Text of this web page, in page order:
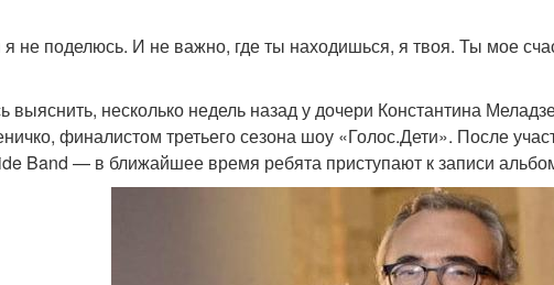
не поделюсь. И не важно, где ты находишься, я твоя. Ты мое
выяснить, несколько недель назад у дочери Константина
финалистом третьего сезона шоу «Голос.Дети». После
Band — в ближайшее время ребята приступают к записи